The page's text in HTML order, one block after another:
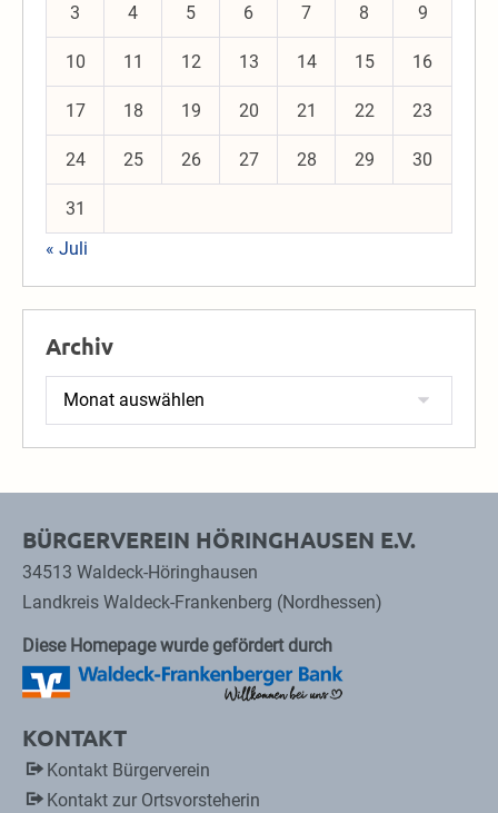
3 4 5 6 7 8 9
10 11 12 13 14 15 16
17 18 19 20 21 22 23
24 25 26 27 28 29 30
31
« Juli
Archiv
Archiv
BÜRGERVEREIN HÖRINGHAUSEN E.V.
34513 Waldeck-Höringhausen
Landkreis Waldeck-Frankenberg (Nordhessen)
Diese Homepage wurde gefördert durch
KONTAKT
Kontakt Bürgerverein
Kontakt zur Ortsvorsteherin